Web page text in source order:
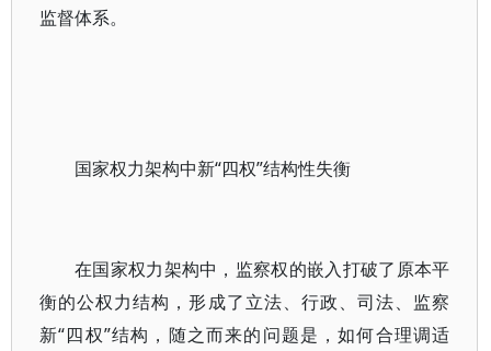
监督体系。
国家权力架构中新“四权”结构性失衡
在国家权力架构中，监察权的嵌入打破了原本平
衡的公权力结构，形成了立法、行政、司法、监察
新“四权”结构，随之而来的问题是，如何合理调适